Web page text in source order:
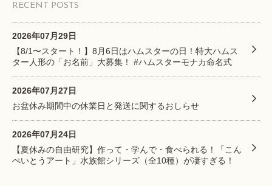
RECENT POSTS
2026年07月29日
【8/1〜スタート！】8月6日はハムスターの日！特大ハムス
ター人形の「お名前」大募集！ #ハムスターモナカ命名式
2026年07月27日
お盆休み期間中の休業日と発送に関するおしらせ
2026年07月24日
【夏休みの自由研究】作って・学んで・食べられる！「こん
ぺいとうアート」水族館シリーズ（全10種）が凄すぎる！